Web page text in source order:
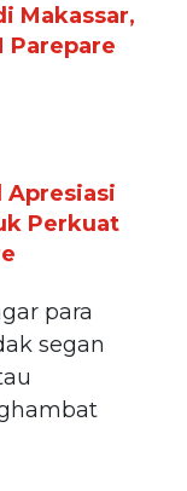
Makassar,
Parepare
Apresiasi
Perkuat
para
segan